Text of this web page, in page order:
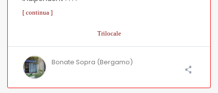
[ continua ]
Trilocale
Bonate Sopra (Bergamo)